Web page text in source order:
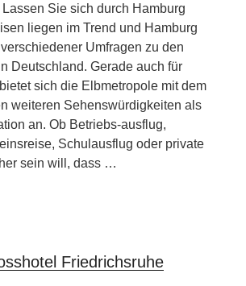
Sie sich durch Hamburg
liegen im Trend und Hamburg
Umfragen zu den
Deutschland. Gerade auch für
sich die Elbmetropole mit dem
weiteren Sehenswürdigkeiten als
an. Ob Betriebs-ausflug,
Schulausflug oder private
sein will, dass …
Friedrichsruhe